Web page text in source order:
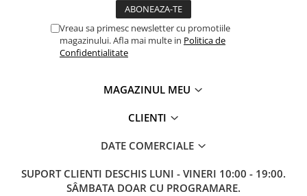
Vreau sa primesc newsletter cu promotiile
magazinului. Afla mai multe in Politica de
Confidentialitate
MAGAZINUL MEU
CLIENTI
DATE COMERCIALE
SUPORT CLIENTI DESCHIS LUNI - VINERI 10:00 - 19:00.
SÂMBATA DOAR CU PROGRAMARE.